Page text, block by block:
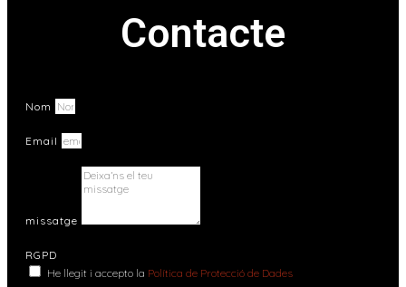
Contacte
Nom
Email
missatge
RGPD
He llegit i accepto la Política de Protecció de Dades